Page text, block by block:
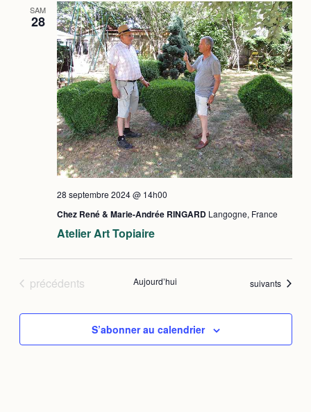
SAM
28
Atelier Art Topiaire
28 septembre 2024 @ 14h00
Chez René & Marie-Andrée RINGARD Langogne, France
Évènements
précédents Aujourd’hui Évènements
suivants
S’abonner au calendrier